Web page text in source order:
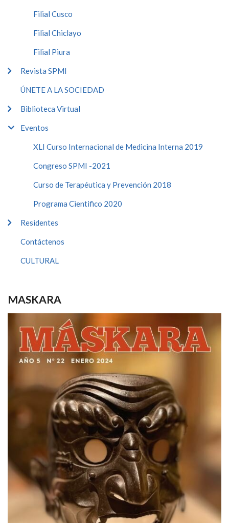
Filial Cusco
Filial Chiclayo
Filial Piura
Revista SPMI
ÚNETE A LA SOCIEDAD
Biblioteca Virtual
Eventos
XLI Curso Internacional de Medicina Interna 2019
Congreso SPMI -2021
Curso de Terapéutica y Prevención 2018
Programa Cientifico 2020
Residentes
Contáctenos
CULTURAL
MASKARA